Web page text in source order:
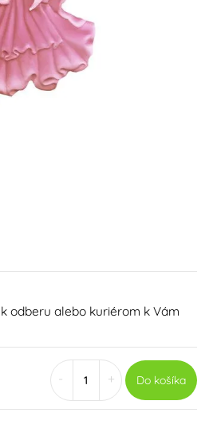
odberu alebo kuriérom k Vám
+ Do košíka